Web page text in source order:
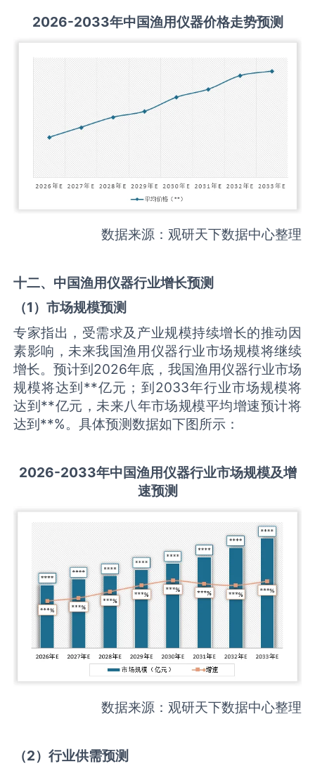
2026-2033年中国渔用仪器价格走势预测
数据来源：观研天下数据中心整理
十二、中国渔用仪器行业增长预测
（1）市场规模预测
专家指出，受需求及产业规模持续增长的推动因
素影响，未来我国渔用仪器行业市场规模将继续
增长。预计到2026年底，我国渔用仪器行业市场
规模将达到**亿元；到2033年行业市场规模将
达到**亿元，未来八年市场规模平均增速预计将
达到**%。具体预测数据如下图所示：
2026-2033年中国渔用仪器行业市场规模及增
速预测
数据来源：观研天下数据中心整理
（2）行业供需预测